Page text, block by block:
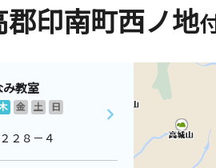
印南町西ノ地
み教室
金 土
日
２８－４